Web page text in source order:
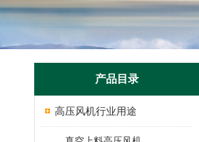
产品目录
高压风机行业用途